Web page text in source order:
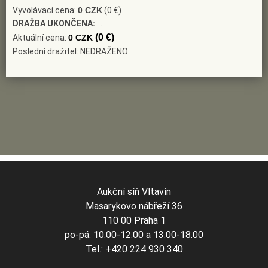
Vyvolávací cena: 0 CZK(0 €)
DRAŽBA UKONČENA: . . :
Aktuální cena: 0 CZK (0 €)
Poslední dražitel: NEDRAŽENO
Aukční síň Vltavín
Masarykovo nábřeží 36
110 00 Praha 1
po-pá: 10.00-12.00 a 13.00-18.00
Tel.: +420 224 930 340